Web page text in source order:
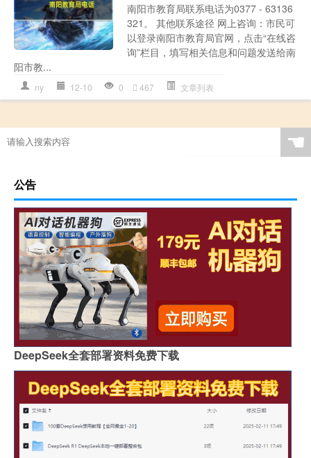
南阳市教育局联系电话为0377 - 63136
321。 其他联系途径 网上咨询：市民可
以登录南阳市教育局官网，点击“在线咨
询”栏目，填写相关信息和问题发送给南
阳市教...
ny 12-10 0 467 文章列表
☚
公告
DeepSeek全套部署资料免费下载